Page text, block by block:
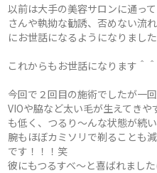
以前は大手の美容サロンに通っ
さんや執拗な勧誘、否めない流
にお世話になるようになりました
これからもお世話になります＾＾
今回で２回目の施術でしたが一
VIOや脇など太い毛が生えてき
も低く、つるり～んな状態が続
腕もほぼカミソリで剃ることも
です！！！笑
彼にもつるすべ～と喜ばれまし